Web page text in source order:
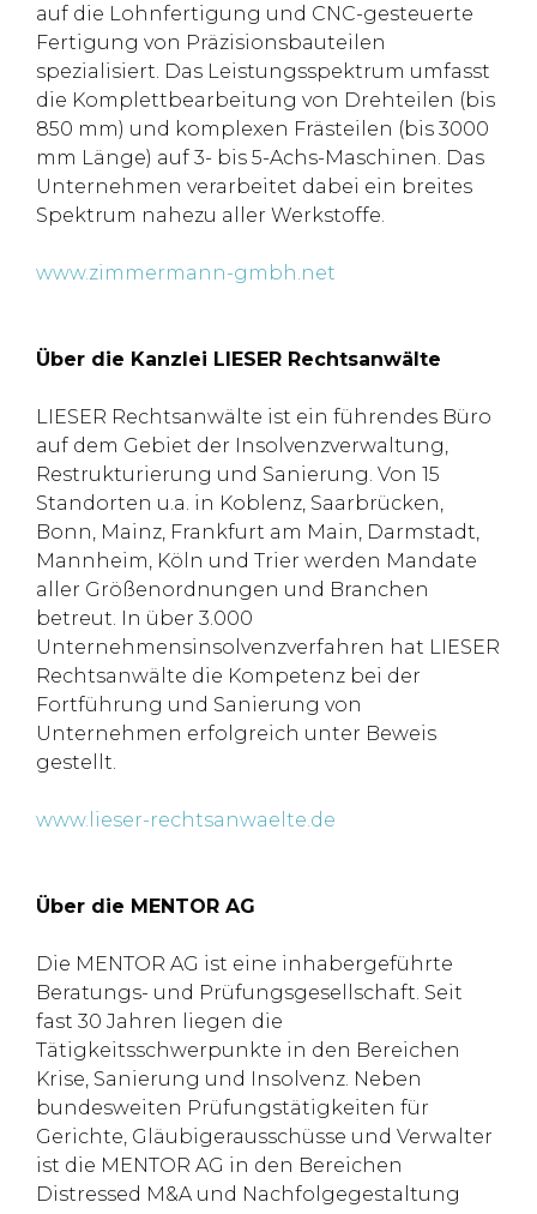
auf die Lohnfertigung und CNC-gesteuerte
Fertigung von Präzisionsbauteilen
spezialisiert. Das Leistungsspektrum umfasst
die Komplettbearbeitung von Drehteilen (bis
850 mm) und komplexen Frästeilen (bis 3000
mm Länge) auf 3- bis 5-Achs-Maschinen. Das
Unternehmen verarbeitet dabei ein breites
Spektrum nahezu aller Werkstoffe.
www.zimmermann-gmbh.net
Über die Kanzlei LIESER Rechtsanwälte
LIESER Rechtsanwälte ist ein führendes Büro
auf dem Gebiet der Insolvenzverwaltung,
Restrukturierung und Sanierung. Von 15
Standorten u.a. in Koblenz, Saarbrücken,
Bonn, Mainz, Frankfurt am Main, Darmstadt,
Mannheim, Köln und Trier werden Mandate
aller Größenordnungen und Branchen
betreut. In über 3.000
Unternehmensinsolvenzverfahren hat LIESER
Rechtsanwälte die Kompetenz bei der
Fortführung und Sanierung von
Unternehmen erfolgreich unter Beweis
gestellt.
www.lieser-rechtsanwaelte.de
Über die MENTOR AG
Die MENTOR AG ist eine inhabergeführte
Beratungs- und Prüfungsgesellschaft. Seit
fast 30 Jahren liegen die
Tätigkeitsschwerpunkte in den Bereichen
Krise, Sanierung und Insolvenz. Neben
bundesweiten Prüfungstätigkeiten für
Gerichte, Gläubigerausschüsse und Verwalter
ist die MENTOR AG in den Bereichen
Distressed M&A und Nachfolgegestaltung